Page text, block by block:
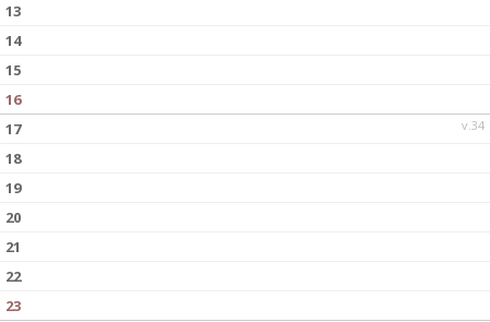
13
14
15
16
v.34
17
18
19
20
21
22
23